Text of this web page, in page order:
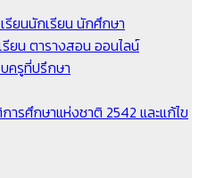
รียนนักเรียน นักศึกษา
ยน ตารางสอน ออนไลน์
ครูที่ปรึกษา
รศึกษาแห่งชาติ 2542 และแก้ไข